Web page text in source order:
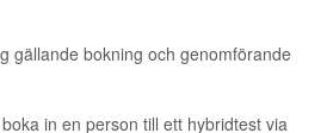
gällande bokning och genomförande
in en person till ett hybridtest via